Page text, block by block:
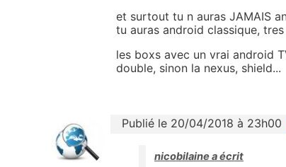
et surtout tu n auras JAMAIS
tu auras android classique,
les boxs avec un vrai android
double, sinon la nexus, shield...
Publié le 20/04/2018 à 23h00
nicobilaine a écrit